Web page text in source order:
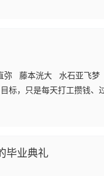
弥 藤本洸大 水石亚飞
标，只是每天打工攒钱、
柔，却坦白自己是同性恋
离家出走，前往他所在的
的接触，但理央始终无
毕业典礼